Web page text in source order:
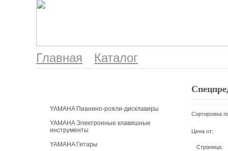
Главная Каталог
YAMAHA Пианино-рояли-дисклавиры
YAMAHA Электронные клавишные
инструменты
YAMAHA Гитары
Сортировка
Цена от:
Страница: